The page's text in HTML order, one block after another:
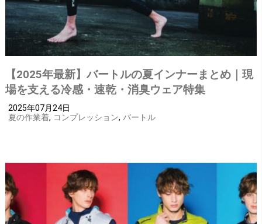
【2025年最新】バートルの夏インナーまとめ｜現
場を支える冷感・速乾・消臭ウェア特集
2025年07月24日
夏の作業着, コンプレッション, バートル